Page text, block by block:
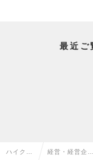
最近ご
ハイクラ 経営・経営企